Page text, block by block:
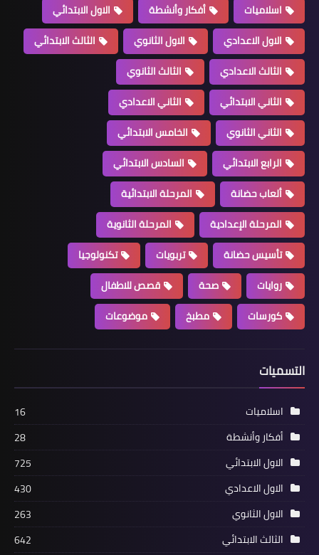
اسلاميات أفكار وأنشطة
الاول الابتدائي
الاول الاعدادي
الاول الثانوي
الثالث الابتدائي
الثالث الاعدادي
الثالث الثانوي
الثاني الابتدائي
الثاني الاعدادي
الثاني الثانوي
الخامس الابتدائي
الرابع الابتدائي
السادس الابتدائي
ألعاب حضانة
المرحلة الابتدائية
المرحلة الإعدادية
المرحلة الثانوية
تأسيس حضانة
تربويات
تكنولوجيا
روايات
صحة
قصص للاطفال
كورسات
مطبخ موضوعات
التسميات
اسلاميات
16
أفكار وأنشطة
28
الاول الابتدائي
725
الاول الاعدادي
430
الاول الثانوي
263
الثالث الابتدائي
642